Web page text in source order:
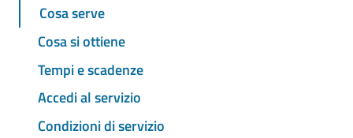
Cosa serve
Cosa si ottiene
Tempi e scadenze
Accedi al servizio
Condizioni di servizio